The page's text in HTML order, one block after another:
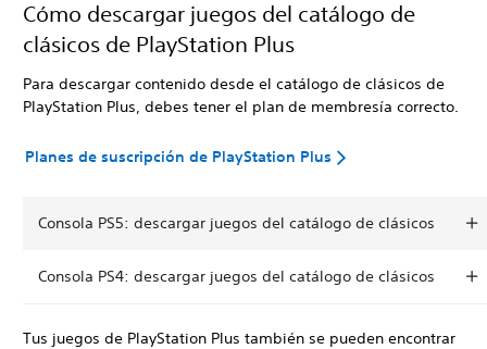
Cómo descargar juegos del catálogo de
clásicos de PlayStation Plus
Para descargar contenido desde el catálogo de clásicos de
PlayStation Plus, debes tener el plan de membresía correcto.
Planes de suscripción de PlayStation Plus
Consola PS5: descargar juegos del catálogo de clásicos
Consola PS4: descargar juegos del catálogo de clásicos
Tus juegos de PlayStation Plus también se pueden encontrar